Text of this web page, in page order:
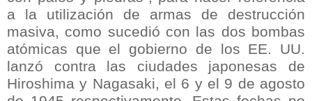
a la utilización de armas de destrucción
masiva, como sucedió con las dos bombas
atómicas que el gobierno de los EE. UU.
lanzó contra las ciudades japonesas de
Hiroshima y Nagasaki, el 6 y el 9 de agosto